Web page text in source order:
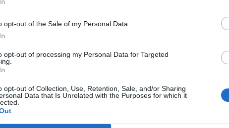
opt-out of the Sale of my Personal Data.
opt-out of processing my Personal Data for Targeted
opt-out of Collection, Use, Retention, Sale, and/or Sharing
Data that Is Unrelated with the Purposes for which it
nagy számban történt meggyilkolásával is
védett létesítményeket őrző
áldozatai lettek.”